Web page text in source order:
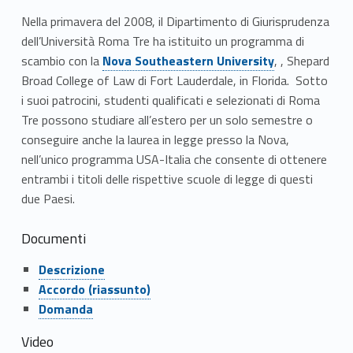
u
t
h
e
a
s
t
e
r
n
U
Nella primavera del 2008, il Dipartimento di Giurisprudenza
dell’Università Roma Tre ha istituito un programma di
scambio con la Link identifier #identifier__43149-1
Nova Southeastern University, , Shepard
Broad College of Law di Fort Lauderdale, in Florida. Sotto
i suoi patrocini, studenti qualificati e selezionati di Roma
Tre possono studiare all’estero per un solo semestre o
conseguire anche la laurea in legge presso la Nova,
nell’unico programma USA-Italia che consente di ottenere
entrambi i titoli delle rispettive scuole di legge di questi
due Paesi.
Documenti
Link identifier #identifier__172686-2
Descrizione
Link identifier #identifier__44426-3
Accordo (riassunto)
Link identifier #identifier__148351-4
Domanda
Video